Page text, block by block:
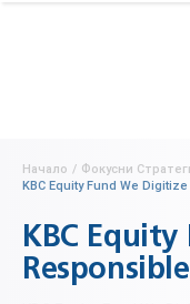
Начало / Фокусни
KBC Equity Fund We
KBC